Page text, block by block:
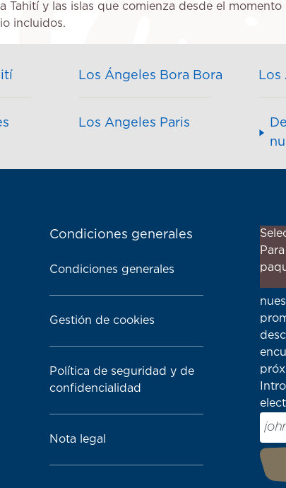
y las islas que comienza desde el
incluidos.
Los Ángeles Bora Bora Los
Los Angeles Paris
Condiciones generales
Condiciones generales
Gestión de cookies
Política de seguridad y de
confidencialidad
Nota legal
de